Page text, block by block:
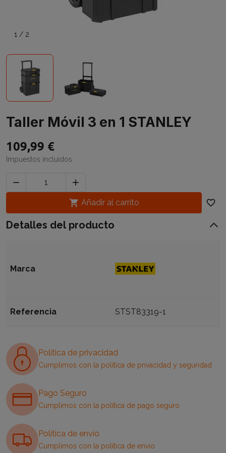
1 / 2
Taller Móvil 3 en 1 STANLEY
109,99 €
Impuestos incluidos


 Añadir al carrito favorite_border
Detalles del producto
Marca
Referencia STST83319-1
Política de privacidad
Cumplimos con la política de privacidad y seguridad
Pago Seguro
Cumplimos con la política de pago seguro
Política de envío
Cumplimos con la política de envío